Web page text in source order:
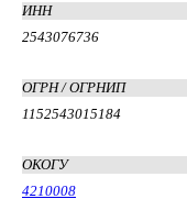
ИНН
2543076736
ОГРН / ОГРНИП
1152543015184
ОКОГУ
4210008